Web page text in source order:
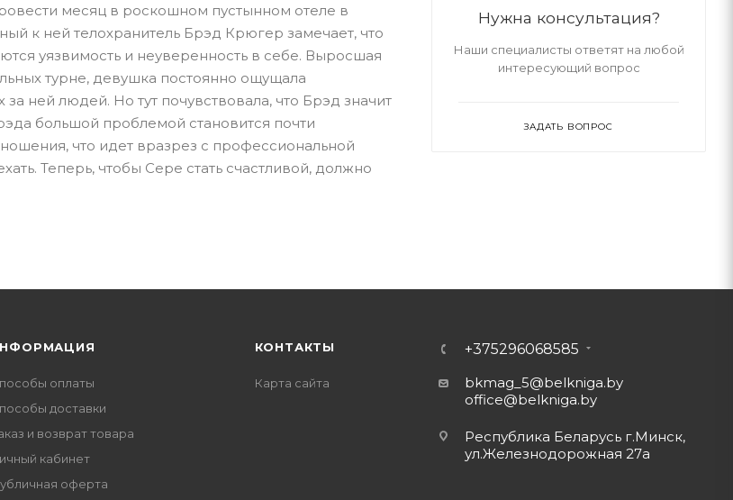
месяц в роскошном пустынном отеле в
к ней телохранитель Брэд Крюгер замечает, что
уязвимость и неуверенность в себе. Выросшая
турне, девушка постоянно ощущала
ней людей. Но тут почувствовала, что Брэд значит
большой проблемой становится почти
что идет вразрез с профессиональной
Теперь, чтобы Сере стать счастливой, должно
Нужна консультация?
Наши специалисты ответят на любой
интересующий вопрос
ЗАДАТЬ ВОПРОС
оплаты
доставки
и возврат товара
кабинет
оферта
КОНТАКТЫ
Карта сайта
+375296068585
bkmag_5@belkniga.by
office@belkniga.by
Республика Беларусь г.Минск,
ул.Железнодорожная 27а